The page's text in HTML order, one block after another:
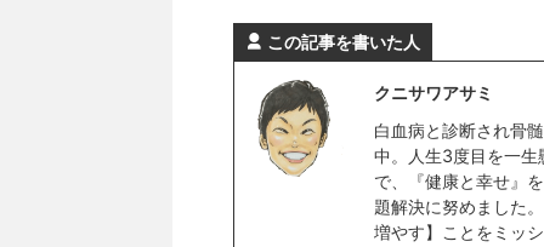
この記事を書いた人
クニサワアサミ
白血病と診断され骨
中。人生3度目を一生
で、『健康と幸せ』
題解決に努めました
増やす】ことをミッ